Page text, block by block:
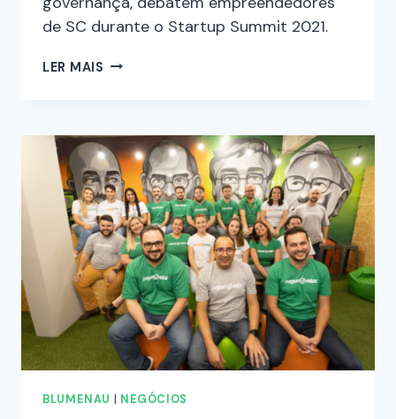
de SC durante o Startup Summit 2021.
LER MAIS
BLUMENAU NEGÓCIOS